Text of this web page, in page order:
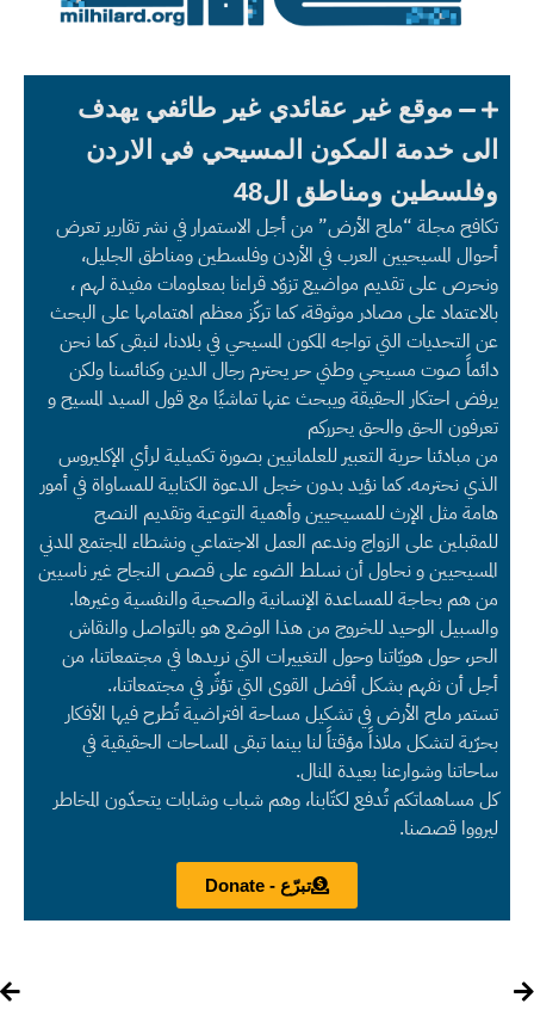
موقع غير عقائدي غير طائفي يهدف
الى خدمة المكون المسيحي في الاردن
وفلسطين ومناطق ال48
تكافح مجلة “ملح الأرض” من أجل الاستمرار في نشر تقارير تعرض
أحوال المسيحيين العرب في الأردن وفلسطين ومناطق الجليل،
ونحرص على تقديم مواضيع تزوّد قراءنا بمعلومات مفيدة لهم ،
بالاعتماد على مصادر موثوقة، كما تركّز معظم اهتمامها على البحث
عن التحديات التي تواجه المكون المسيحي في بلادنا، لنبقى كما نحن
دائماً صوت مسيحي وطني حر يحترم رجال الدين وكنائسنا ولكن
يرفض احتكار الحقيقة ويبحث عنها تماشيًا مع قول السيد المسيح و
تعرفون الحق والحق يحرركم
من مبادئنا حرية التعبير للعلمانيين بصورة تكميلية لرأي الإكليروس
الذي نحترمه. كما نؤيد بدون خجل الدعوة الكتابية للمساواة في أمور
هامة مثل الإرث للمسيحيين وأهمية التوعية وتقديم النصح
للمقبلين على الزواج وندعم العمل الاجتماعي ونشطاء المجتمع المدني
المسيحيين و نحاول أن نسلط الضوء على قصص النجاح غير ناسيين
من هم بحاجة للمساعدة الإنسانية والصحية والنفسية وغيرها.
والسبيل الوحيد للخروج من هذا الوضع هو بالتواصل والنقاش
الحر، حول هويّاتنا وحول التغييرات التي نريدها في مجتمعاتنا، من
أجل أن نفهم بشكل أفضل القوى التي تؤثّر في مجتمعاتنا،.
تستمر ملح الأرض في تشكيل مساحة افتراضية تُطرح فيها الأفكار
بحرّية لتشكل ملاذاً مؤقتاً لنا بينما تبقى المساحات الحقيقية في
ساحاتنا وشوارعنا بعيدة المنال.
كل مساهماتكم تُدفع لكتّابنا، وهم شباب وشابات يتحدّون المخاطر
ليرووا قصصنا.
تبرّع - Donate